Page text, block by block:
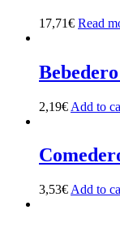
17,71€ Read
2,19€ Add to
3,53€ Add to